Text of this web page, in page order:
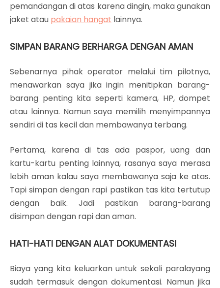
pemandangan di atas karena dingin, maka gunakan
jaket atau pakaian hangat lainnya.
SIMPAN BARANG BERHARGA DENGAN AMAN
Sebenarnya pihak operator melalui tim pilotnya,
menawarkan saya jika ingin menitipkan barang-
barang penting kita seperti kamera, HP, dompet
atau lainnya. Namun saya memilih menyimpannya
sendiri di tas kecil dan membawanya terbang.
Pertama, karena di tas ada paspor, uang dan
kartu-kartu penting lainnya, rasanya saya merasa
lebih aman kalau saya membawanya saja ke atas.
Tapi simpan dengan rapi pastikan tas kita tertutup
dengan baik. Jadi pastikan barang-barang
disimpan dengan rapi dan aman.
HATI-HATI DENGAN ALAT DOKUMENTASI
Biaya yang kita keluarkan untuk sekali paralayang
sudah termasuk dengan dokumentasi. Namun jika